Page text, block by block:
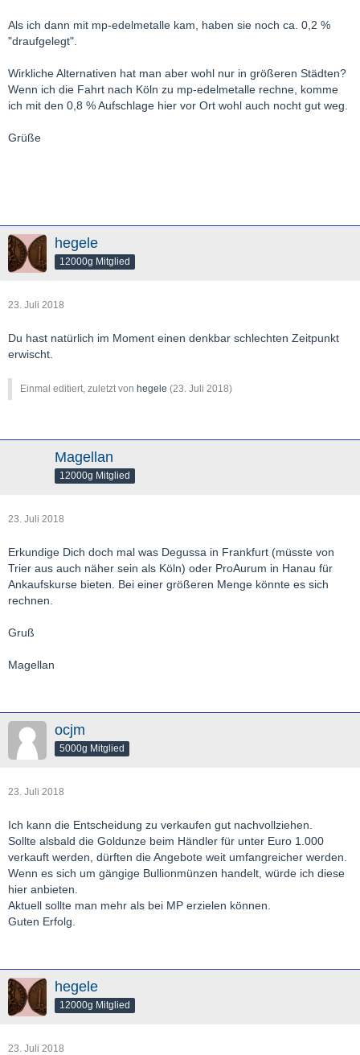
Als ich dann mit mp-edelmetalle kam, haben sie noch ca. 0,2 %
"draufgelegt".
Wirkliche Alternativen hat man aber wohl nur in größeren Städten?
Wenn ich die Fahrt nach Köln zu mp-edelmetalle rechne, komme
ich mit den 0,8 % Aufschlage hier vor Ort wohl auch nocht gut weg.
Grüße
hegele
12000g Mitglied
23. Juli 2018
Du hast natürlich im Moment einen denkbar schlechten Zeitpunkt
erwischt.
Einmal editiert, zuletzt von hegele (23. Juli 2018)
Magellan
12000g Mitglied
23. Juli 2018
Erkundige Dich doch mal was Degussa in Frankfurt (müsste von
Trier aus auch näher sein als Köln) oder ProAurum in Hanau für
Ankaufskurse bieten. Bei einer größeren Menge könnte es sich
rechnen.
Gruß
Magellan
ocjm
5000g Mitglied
23. Juli 2018
Ich kann die Entscheidung zu verkaufen gut nachvollziehen.
Sollte alsbald die Goldunze beim Händler für unter Euro 1.000
verkauft werden, dürften die Angebote weit umfangreicher werden.
Wenn es sich um gängige Bullionmünzen handelt, würde ich diese
hier anbieten.
Aktuell sollte man mehr als bei MP erzielen können.
Guten Erfolg.
hegele
12000g Mitglied
23. Juli 2018